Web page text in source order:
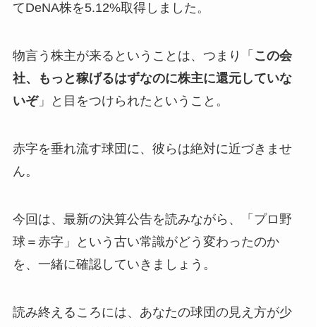
てDeNA株を5.12%取得しました。
物言う株主が来るということは、つまり「 この会
社、もっと稼げるはずなのに株主に還元していな
いぞ」と目をつけられたということ。
赤字を垂れ流す球団に、彼らは絶対に近づきませ
ん。
今回は、最新の決算公告を読みながら、「プロ野
球＝赤字」という古い常識がどう変わったのか
を、一緒に確認していきましょう。
読み終えるころには、あなたの球団の見え方が少